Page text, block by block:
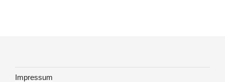
Impressum